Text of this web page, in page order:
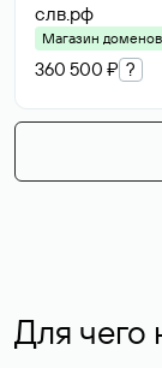
слв.рф
Магазин доменов
360 500 ₽ ?
Для чего